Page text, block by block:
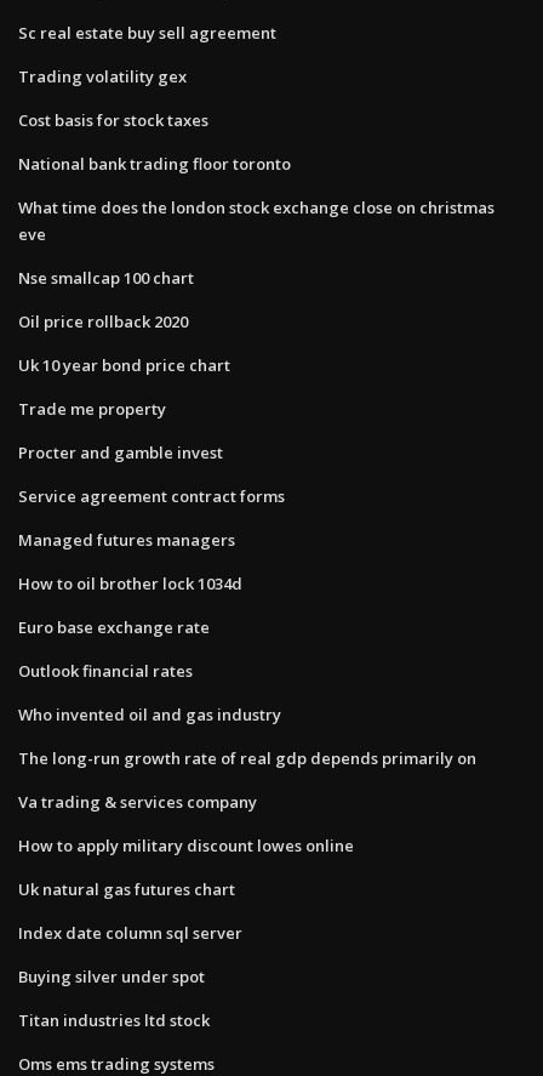
Sc real estate buy sell agreement
Trading volatility gex
Cost basis for stock taxes
National bank trading floor toronto
What time does the london stock exchange close on christmas
eve
Nse smallcap 100 chart
Oil price rollback 2020
Uk 10 year bond price chart
Trade me property
Procter and gamble invest
Service agreement contract forms
Managed futures managers
How to oil brother lock 1034d
Euro base exchange rate
Outlook financial rates
Who invented oil and gas industry
The​ long-run growth rate of real gdp depends primarily on
Va trading & services company
How to apply military discount lowes online
Uk natural gas futures chart
Index date column sql server
Buying silver under spot
Titan industries ltd stock
Oms ems trading systems